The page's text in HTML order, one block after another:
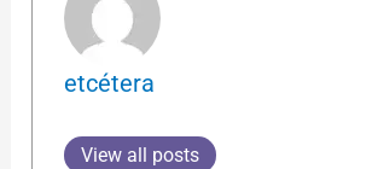
etcétera
View all posts